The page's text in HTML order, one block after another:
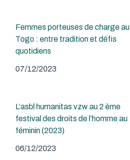
Femmes porteuses de charge au
Togo : entre tradition et défis
quotidiens
07/12/2023
L’asbl humanitas vzw au 2 ème
festival des droits de l’homme au
féminin (2023)
06/12/2023